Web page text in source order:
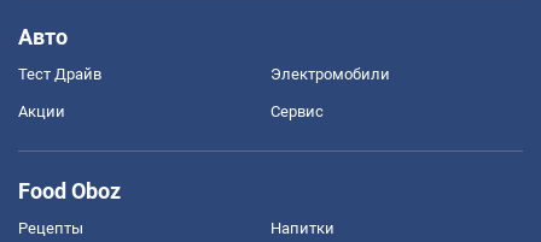
Авто
Тест Драйв Электромобили
Акции Сервис
Food Oboz
Рецепты Напитки